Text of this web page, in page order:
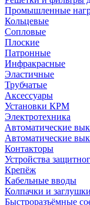
Промышленные
Кольцевые
Сопловые
Плоские
Патронные
Инфракрасные
Эластичные
Трубчатые
Аксессуары
Установки КРМ
Электротехника
Автоматические
Автоматические
Контакторы
Устройства
Крепёж
Кабельные вводы
Колпачки и заглушки
Быстроразъёмные